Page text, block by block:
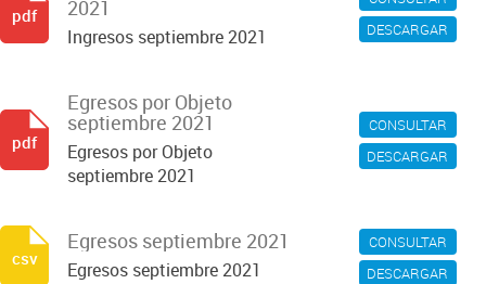
DESCARGAR
2021
Ingresos septiembre 2021
pdf
CONSULTAR
DESCARGAR
Egresos por Objeto
septiembre 2021
Egresos por Objeto
septiembre 2021
pdf
CONSULTAR
DESCARGAR
Egresos septiembre 2021
Egresos septiembre 2021
csv